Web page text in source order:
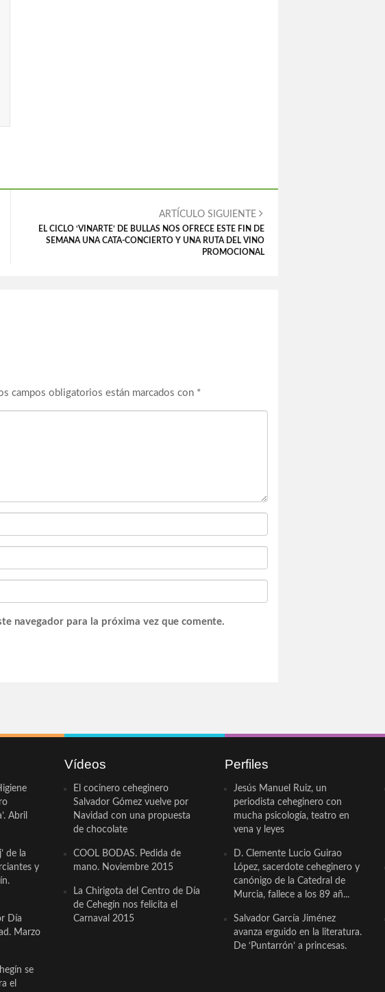
ARTÍCULO SIGUIENTE
EL CICLO ‘VINARTE’ DE BULLAS NOS OFRECE ESTE FIN DE
SEMANA UNA CATA-CONCIERTO Y UNA RUTA DEL VINO
PROMOCIONAL
campos obligatorios están marcados con *
navegador para la próxima vez que comente.
Abril
de la
y
Día
Marzo
se
el
Vídeos
El cocinero ceheginero
Salvador Gómez vuelve por
Navidad con una propuesta
de chocolate
COOL BODAS. Pedida de
mano. Noviembre 2015
La Chirigota del Centro de Día
de Cehegín nos felicita el
Carnaval 2015
Perfiles
Jesús Manuel Ruiz, un
periodista ceheginero con
mucha psicología, teatro en
vena y leyes
D. Clemente Lucio Guirao
López, sacerdote ceheginero y
canónigo de la Catedral de
Murcia, fallece a los 89 añ...
Salvador García Jiménez
avanza erguido en la literatura.
De ‘Puntarrón’ a princesas.